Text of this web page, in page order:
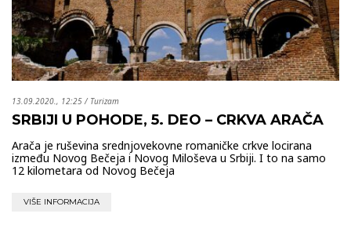
13.09.2020., 12:25/ Turizam
SRBIJI U POHODE, 5. DEO – CRKVA ARAČA
Arača je ruševina srednjovekovne romaničke crkve locirana
između Novog Bečeja i Novog Miloševa u Srbiji. I to na samo
12 kilometara od Novog Bečeja
VIŠE INFORMACIJA